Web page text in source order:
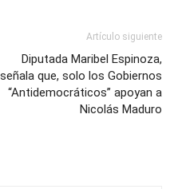
Artículo siguiente
Diputada Maribel Espinoza,
señala que, solo los Gobiernos
“Antidemocráticos” apoyan a
Nicolás Maduro